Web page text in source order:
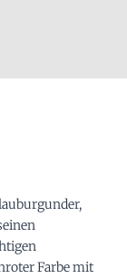
Farbe mit